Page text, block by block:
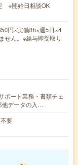
※開始日相談OK
円×実働8h×週5日×4
せん。※給与即受取り
ポート業務・書類チェ
他データの入…
要